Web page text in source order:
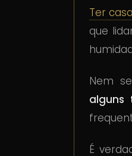
Ter
que
Nem
alguns
É